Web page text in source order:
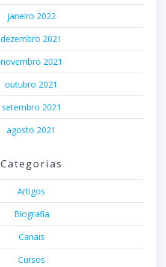
janeiro 2022
dezembro 2021
novembro 2021
outubro 2021
setembro 2021
agosto 2021
Categorias
Artigos
Biografia
Canais
Cursos